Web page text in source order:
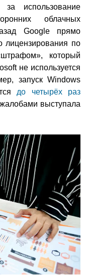
использование
облачных
Google прямо
лицензирования по
который
не используется
запуск Windows
до четырёх раз
выступала